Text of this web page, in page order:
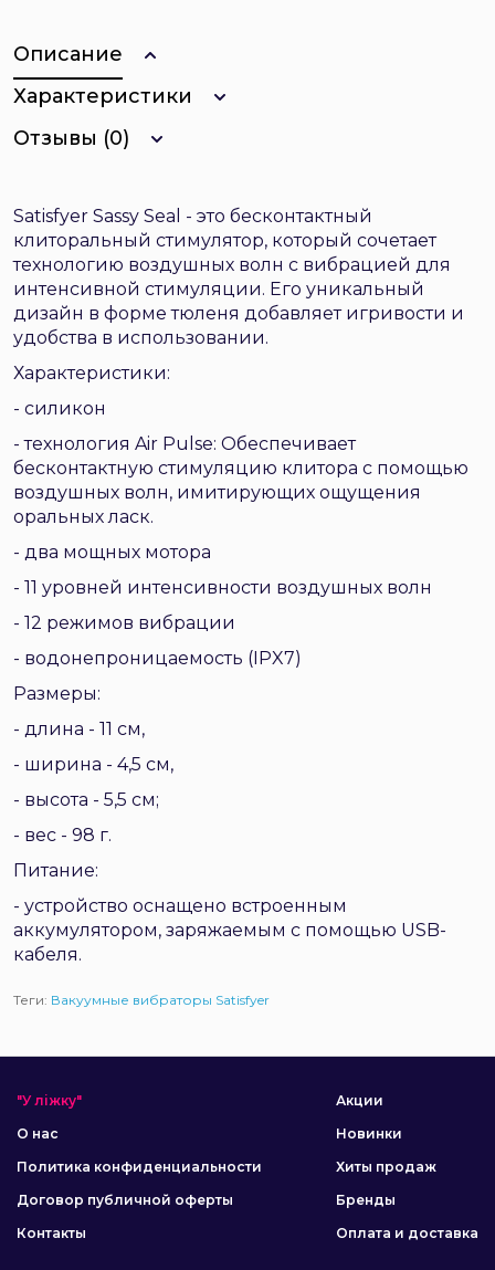
Описание
Характеристики
Отзывы (0)
Satisfyer Sassy Seal - это бесконтактный
клиторальный стимулятор, который сочетает
технологию воздушных волн с вибрацией для
интенсивной стимуляции. Его уникальный
дизайн в форме тюленя добавляет игривости и
удобства в использовании.
Характеристики:
- силикон
- технология Air Pulse: Обеспечивает
бесконтактную стимуляцию клитора с помощью
воздушных волн, имитирующих ощущения
оральных ласк.
- два мощных мотора
- 11 уровней интенсивности воздушных волн
- 12 режимов вибрации
- водонепроницаемость (IPX7)
Размеры:
- длина - 11 см,
- ширина - 4,5 см,
- высота - 5,5 см;
- вес - 98 г.
Питание:
- устройство оснащено встроенным
аккумулятором, заряжаемым с помощью USB-
кабеля.
Теги: Вакуумные вибраторы Satisfyer
"У ліжку"
О нас
Политика конфиденциальности
Договор публичной оферты
Контакты
Акции
Новинки
Хиты продаж
Бренды
Оплата и доставка